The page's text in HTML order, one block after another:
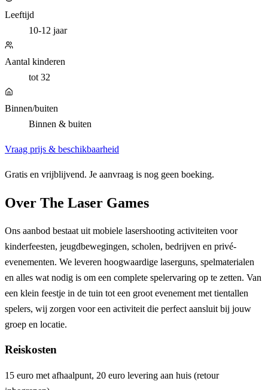
Leeftijd
10-12 jaar
Aantal kinderen
tot 32
Binnen/buiten
Binnen & buiten
Vraag prijs & beschikbaarheid
Gratis en vrijblijvend. Je aanvraag is nog geen boeking.
Over The Laser Games
Ons aanbod bestaat uit mobiele lasershooting activiteiten voor
kinderfeesten, jeugdbewegingen, scholen, bedrijven en privé-
evenementen. We leveren hoogwaardige laserguns, spelmaterialen
en alles wat nodig is om een complete spelervaring op te zetten. Van
een klein feestje in de tuin tot een groot evenement met tientallen
spelers, wij zorgen voor een activiteit die perfect aansluit bij jouw
groep en locatie.
Reiskosten
15 euro met afhaalpunt, 20 euro levering aan huis (retour